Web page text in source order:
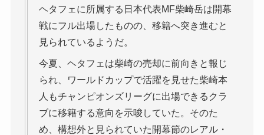
ヘタフェに所属する日本代表MF柴崎岳は開幕
戦にフル出場したものの、移籍へ突き進むと
見られているようだ。
今夏、ヘタフェは柴崎の売却に前向きと報じ
られ、ワールドカップで活躍を見せた柴崎本
人もチャンピオンズリーグに出場できるクラ
ブに移籍する意向を示唆していた。そのた
め、構想外と見られていた開幕節のレアル・